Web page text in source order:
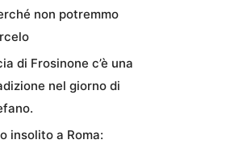
non potremmo
di Frosinone c’è una
nel giorno di
insolito a Roma: